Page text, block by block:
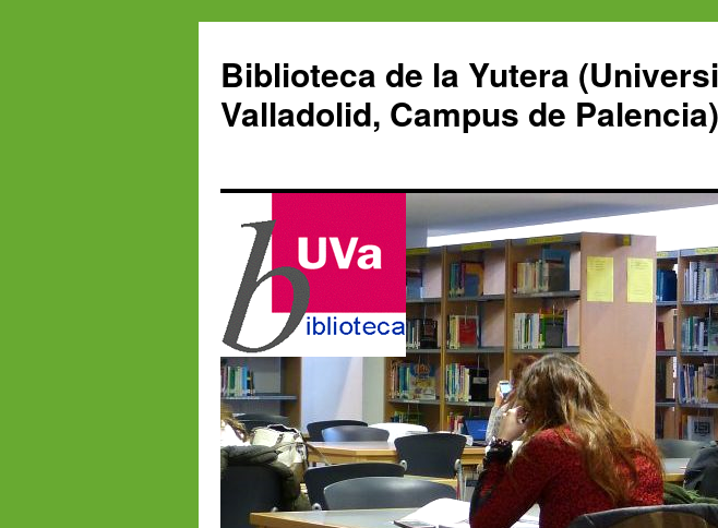
contenido
Biblioteca de la Yutera
Valladolid, Campus de Palencia)